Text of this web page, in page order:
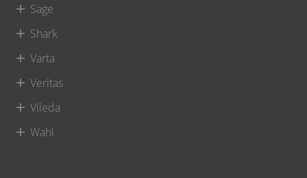
Sage
Shark
Varta
Veritas
Vileda
Wahl